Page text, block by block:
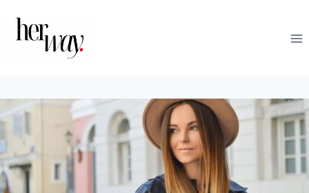
contenido